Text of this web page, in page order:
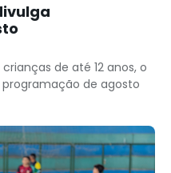
de até 12 anos, o
programação de agosto